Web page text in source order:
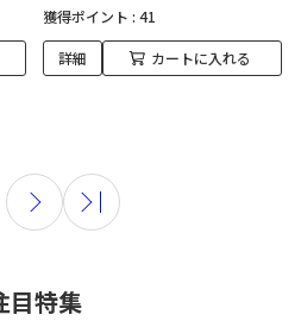
獲得ポイント : 41
詳細 カートに入れる
目特集